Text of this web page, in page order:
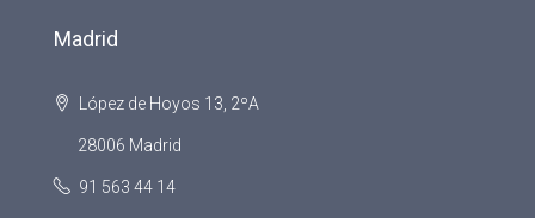
Madrid
López de Hoyos 13, 2ºA
28006 Madrid
91 563 44 14